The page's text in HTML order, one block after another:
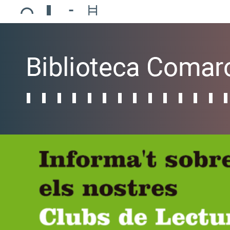
Ajuntament de Mollerussa
Biblioteca Comarcal Jaume Vila
Piscines de Mollerussa